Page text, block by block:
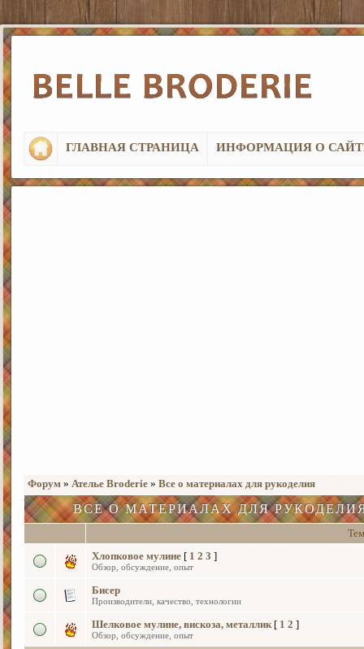
ГЛАВНАЯ СТРАНИЦА ИНФОРМАЦИЯ О
Форум » Ателье Broderie » Все о материалах для рукоделия
ВСЕ О МАТЕРИАЛАХ ДЛЯ
Хлопковое мулине [ 1 2 3 ]
Обзор, обсуждение, опыт
Бисер
Производители, качество, технологии
Шелковое мулине, вискоза, металлик [ 1 2 ]
Обзор, обсуждение, опыт